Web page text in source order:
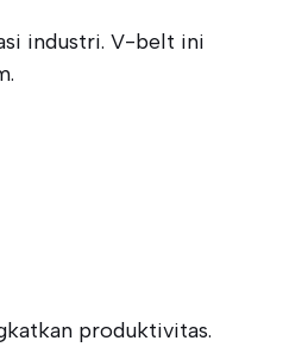
industri. V-belt ini
produktivitas.